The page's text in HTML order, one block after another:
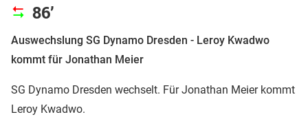
86’
Auswechslung SG Dynamo Dresden - Leroy Kwadwo
kommt für Jonathan Meier
SG Dynamo Dresden wechselt. Für Jonathan Meier kommt
Leroy Kwadwo.